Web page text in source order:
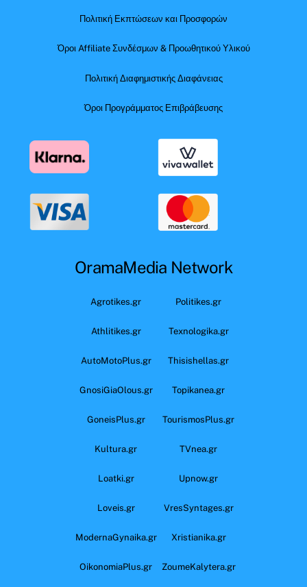
Πολιτική Εκπτώσεων και Προσφορών
Όροι Affiliate Συνδέσμων & Προωθητικού Υλικού
Πολιτική Διαφημιστικής Διαφάνειας
Όροι Προγράμματος Επιβράβευσης
OramaMedia Network
Agrotikes.gr Politikes.gr
Athlitikes.gr Texnologika.gr
AutoMotoPlus.gr Thisishellas.gr
GnosiGiaOlous.gr Topikanea.gr
GoneisPlus.gr TourismosPlus.gr
Kultura.gr TVnea.gr
Loatki.gr Upnow.gr
Loveis.gr VresSyntages.gr
ModernaGynaika.gr Xristianika.gr
OikonomiaPlus.gr ZoumeKalytera.gr